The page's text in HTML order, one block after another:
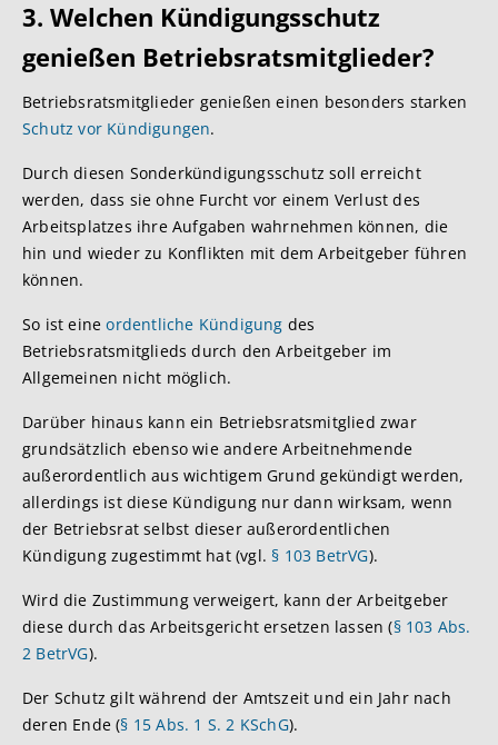
3. Welchen Kündigungsschutz
genießen Betriebsratsmitglieder?
Betriebsratsmitglieder genießen einen besonders starken
Schutz vor Kündigungen.
Durch diesen Sonderkündigungsschutz soll erreicht
werden, dass sie ohne Furcht vor einem Verlust des
Arbeitsplatzes ihre Aufgaben wahrnehmen können, die
hin und wieder zu Konflikten mit dem Arbeitgeber führen
können.
So ist eineordentliche Kündigung des
Betriebsratsmitglieds durch den Arbeitgeber im
Allgemeinen nicht möglich.
Darüber hinaus kann ein Betriebsratsmitglied zwar
grundsätzlich ebenso wie andere Arbeitnehmende
außerordentlich aus wichtigem Grund gekündigt werden,
allerdings ist diese Kündigung nur dann wirksam, wenn
der Betriebsrat selbst dieser außerordentlichen
Kündigung zugestimmt hat (vgl. § 103 BetrVG).
Wird die Zustimmung verweigert, kann der Arbeitgeber
diese durch das Arbeitsgericht ersetzen lassen (§ 103 Abs.
2 BetrVG).
Der Schutz gilt während der Amtszeit und ein Jahr nach
deren Ende (§ 15 Abs. 1 S. 2 KSchG).